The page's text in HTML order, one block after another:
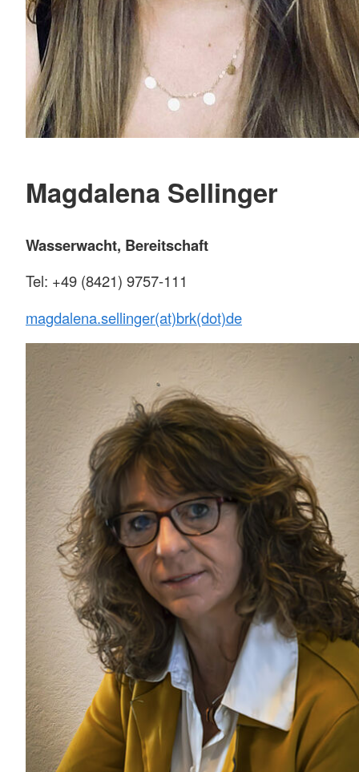
Magdalena Sellinger
Wasserwacht, Bereitschaft
Tel: +49 (8421) 9757-111
magdalena.sellinger(at)brk(dot)de